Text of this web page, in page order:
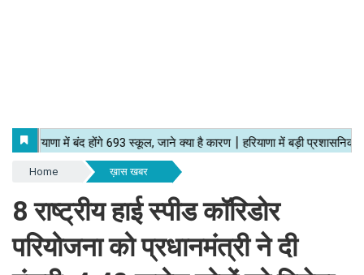
Home ख़ास खबर
8 राष्ट्रीय हाई स्पीड कॉरिडोर
परियोजना को प्रधानमंत्री ने दी